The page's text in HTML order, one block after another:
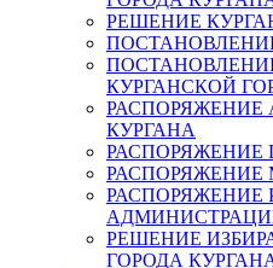
РЕШЕНИЕ
КУРГАНСКОЙ
РАСПОРЯЖЕНИЕ
КУРГАНА
РАСПОРЯЖЕНИЕ
РАСПОРЯЖЕНИЕ
РАСПОРЯЖЕНИЕ
РЕШЕНИЕ
ГОРОДА